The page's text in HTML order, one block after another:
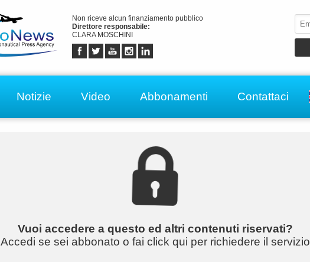
Non riceve alcun finanziamento pubblico
Direttore responsabile:
CLARA MOSCHINI
Notizie Video Abbonamenti Contattaci
Vuoi accedere a questo ed altri contenuti riservati?
Accedi se sei abbonato o fai click qui per richiedere il servizio